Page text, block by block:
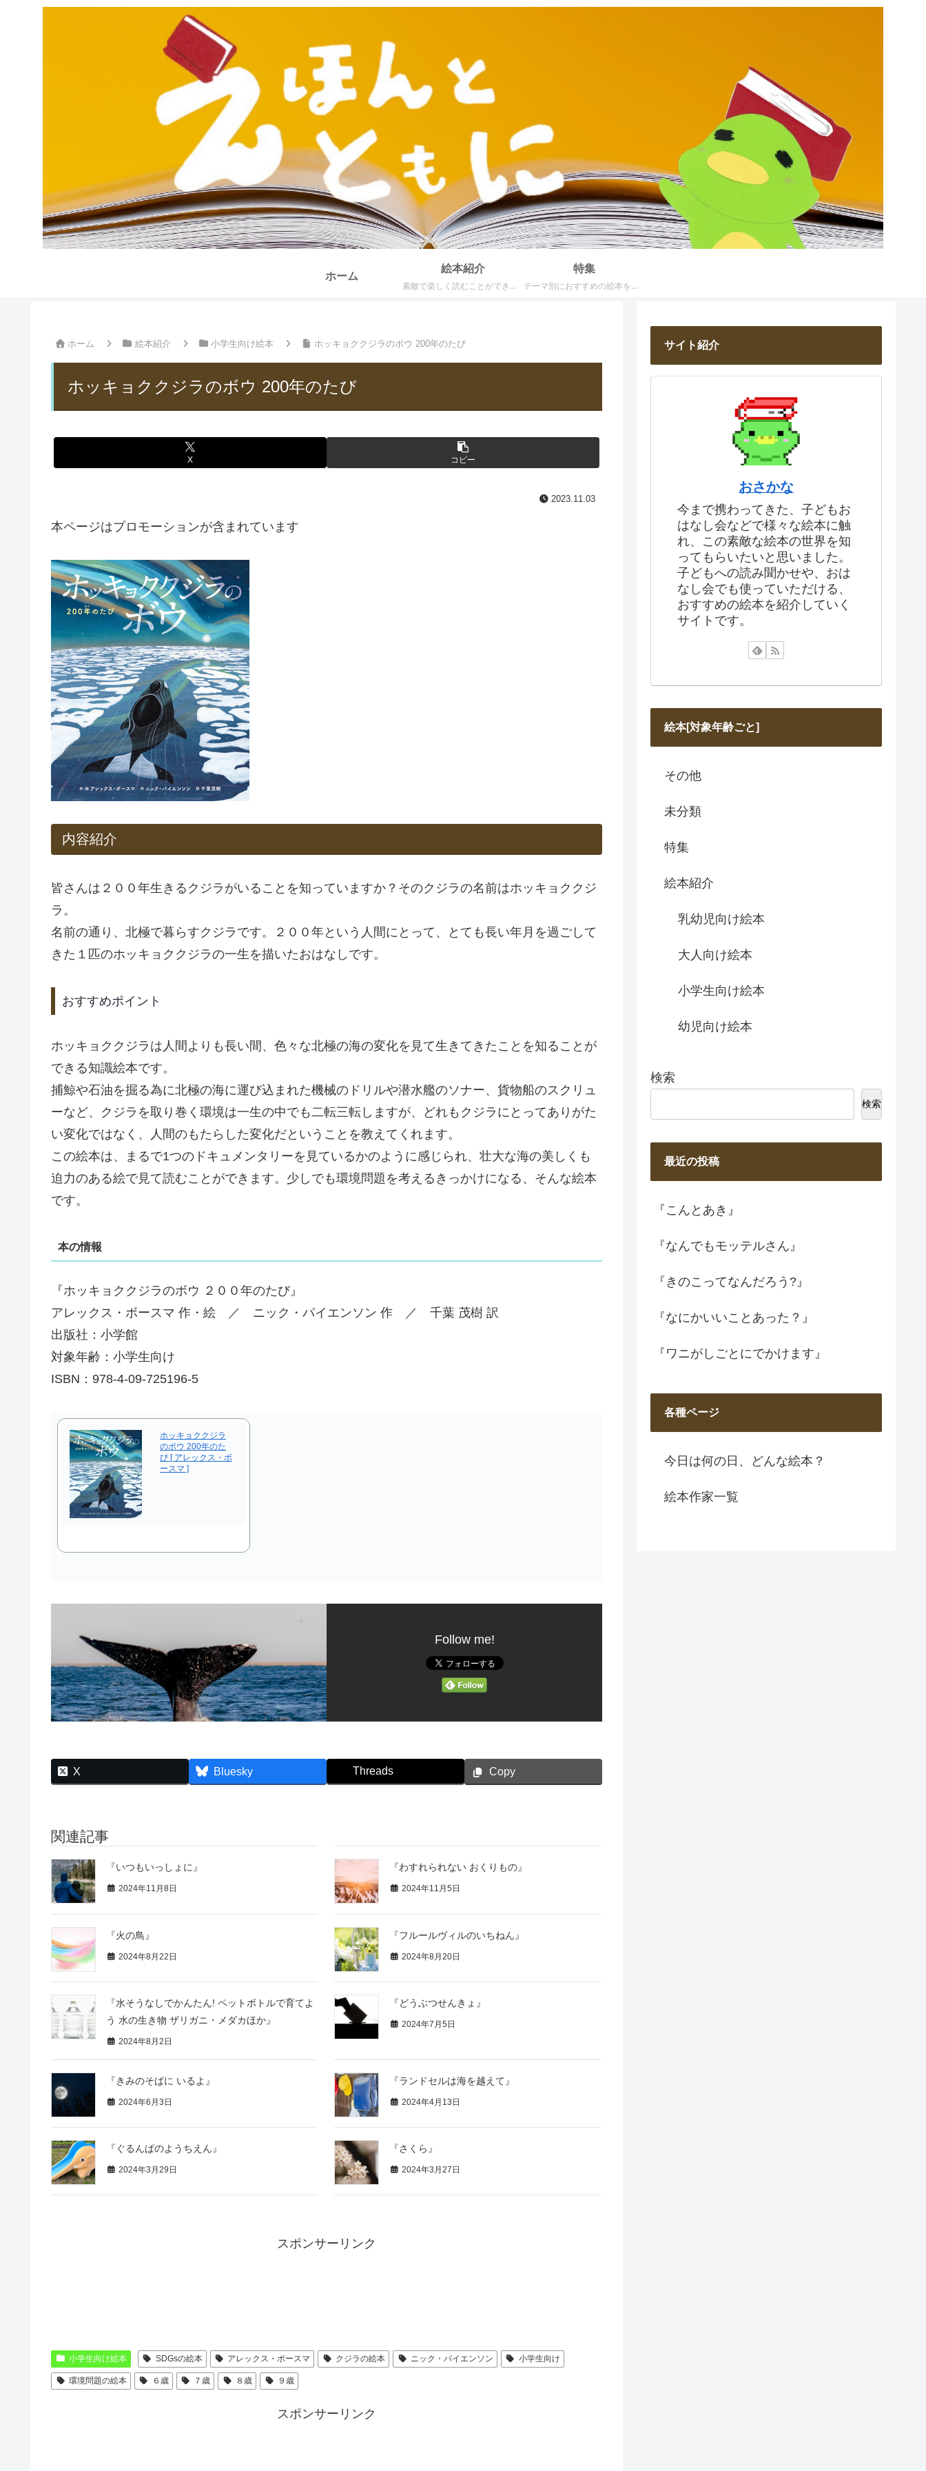
ホーム
絵本紹介
素敵で楽しく読むことができる絵本の中でも特におすすめできる絵本を記事にしてまとめています。
特集
テーマ別におすすめの絵本をまとめて見ていただける特集ページです。
ホーム 絵本紹介 小学生向け絵本 ホッキョククジラのボウ 200年のたび
ホッキョククジラのボウ 200年のたび
X コピー
2023.11.03
本ページはプロモーションが含まれています
内容紹介
皆さんは２００年生きるクジラがいることを知っていますか？そのクジラの名前はホッキョククジ
ラ。
名前の通り、北極で暮らすクジラです。２００年という人間にとって、とても長い年月を過ごして
きた１匹のホッキョククジラの一生を描いたおはなしです。
おすすめポイント
ホッキョククジラは人間よりも長い間、色々な北極の海の変化を見て生きてきたことを知ることが
できる知識絵本です。
捕鯨や石油を掘る為に北極の海に運び込まれた機械のドリルや潜水艦のソナー、貨物船のスクリュ
ーなど、クジラを取り巻く環境は一生の中でも二転三転しますが、どれもクジラにとってありがた
い変化ではなく、人間のもたらした変化だということを教えてくれます。
この絵本は、まるで1つのドキュメンタリーを見ているかのように感じられ、壮大な海の美しくも
迫力のある絵で見て読むことができます。少しでも環境問題を考えるきっかけになる、そんな絵本
です。
本の情報
『ホッキョククジラのボウ ２００年のたび』
アレックス・ボースマ 作・絵 ／ ニック・パイエンソン 作 ／ 千葉 茂樹 訳
出版社：小学館
対象年齢：小学生向け
ISBN：978-4-09-725196-5
ホッキョククジラ
のボウ 200年のた
び [ アレックス・ボ
ースマ ]
Follow me!
X Bluesky Threads Copy
関連記事
『いつもいっしょに』
2024年11月8日
『わすれられない おくりもの』
2024年11月5日
『火の鳥』
2024年8月22日
『フルールヴィルのいちねん』
2024年8月20日
『水そうなしでかんたん! ペットボトルで育てよ
う 水の生き物 ザリガニ・メダカほか』
2024年8月2日
『どうぶつせんきょ』
2024年7月5日
『きみのそばに いるよ』
2024年6月3日
『ランドセルは海を越えて』
2024年4月13日
『ぐるんぱのようちえん』
2024年3月29日
『さくら』
2024年3月27日
スポンサーリンク
小学生向け絵本 SDGsの絵本 アレックス・ボースマ クジラの絵本 ニック・パイエンソン 小学生向け
環境問題の絵本 ６歳 ７歳 ８歳 ９歳
スポンサーリンク
サイト紹介
おさかな
今まで携わってきた、子どもお
はなし会などで様々な絵本に触
れ、この素敵な絵本の世界を知
ってもらいたいと思いました。
子どもへの読み聞かせや、おは
なし会でも使っていただける、
おすすめの絵本を紹介していく
サイトです。
絵本[対象年齢ごと]
その他
未分類
特集
絵本紹介
乳幼児向け絵本
大人向け絵本
小学生向け絵本
幼児向け絵本
検索
検索
最近の投稿
『こんとあき』
『なんでもモッテルさん』
『きのこってなんだろう?』
『なにかいいことあった？』
『ワニがしごとにでかけます』
各種ページ
今日は何の日、どんな絵本？
絵本作家一覧